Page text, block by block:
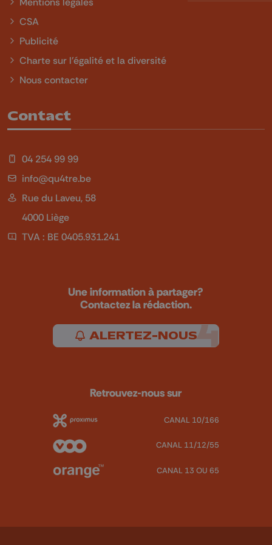
CSA
Publicité
Charte sur l'égalité et la diversité
Nous contacter
Contact
04 254 99 99
info@qu4tre.be
Rue du Laveu, 58
4000 Liège
TVA : BE 0405.931.241
Une information à partager?
Contactez la rédaction.
ALERTEZ-NOUS
Retrouvez-nous sur
CANAL 10/166
CANAL 11/12/55
CANAL 13 OU 65